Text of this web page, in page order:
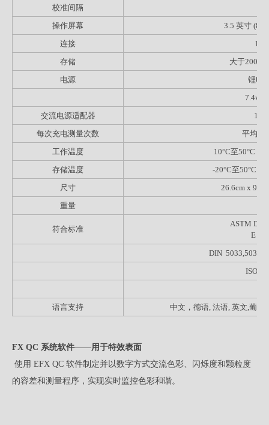
校准间隔
操作屏幕
3.5 英寸
连接
存储
大于2000
电源
锂电
交流电源适配器
每次充电测量次数
平均
工作温度
10°C至50°C，
存储温度
-20°C至50°C，
尺寸
26.6cm x
重量
符合标准
ASTM D
E
DIN 5033,5036
ISO
语言支持
中文，德语, 法语, 英文,葡萄
FX QC 系统软件——用于特效表面
使用 EFX QC 软件制定并以数字方式交流色彩、闪烁度和颗粒度
的容差和测量程序，实现实时监控色彩和谐。